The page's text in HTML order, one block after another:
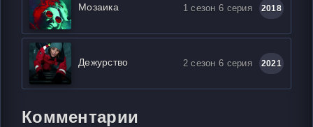
Мозаика 1 сезон 6 серия 2018
Дежурство 2 сезон 6 серия 2021
Комментарии